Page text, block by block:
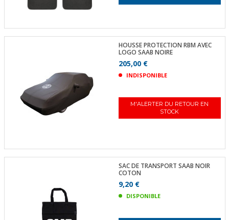
HOUSSE PROTECTION RBM AVEC
LOGO SAAB NOIRE
205,00 €
INDISPONIBLE
M'ALERTER DU RETOUR EN
STOCK
SAC DE TRANSPORT SAAB NOIR
COTON
9,20 €
DISPONIBLE